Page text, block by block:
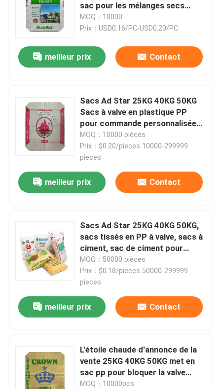
sac pour les mélanges secs
Emballage fabrication chinoise
MOQ：10000
Prix：USD0.16/PC-USD0.20/PC
meilleur prix Contact
Sacs Ad Star 25KG 40KG 50KG
Sacs à valve en plastique PP
pour commande personnalisée
et scellage avec poignée
thermosoudable
MOQ：10000 pièces
Prix：$0.20/pieces 10000-299999
pieces
meilleur prix Contact
Sacs Ad Star 25KG 40KG 50KG,
sacs tissés en PP à valve, sacs à
ciment, sac de ciment pour
l'industrie chimique
MOQ：50000 pièces
Prix：$0.18/pieces 50000-299999
pieces
meilleur prix Contact
L'étoile chaude d'annonce de la
vente 25KG 40KG 50KG met en
sac pp pour bloquer la valve
inférieure de ciment de sac met
MOQ：10000pcs